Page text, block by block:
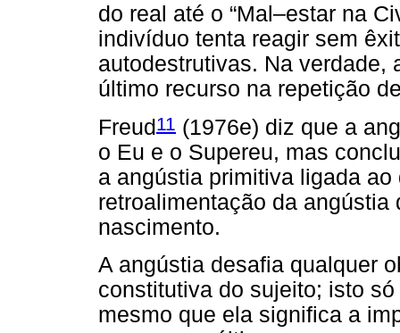
do real até o “Mal–estar na
indivíduo tenta reagir sem
autodestrutivas. Na verdade,
último recurso na repetição
Freud11 (1976e) diz que a
o Eu e o Supereu, mas
a angústia primitiva ligada
retroalimentação da
nascimento.
A angústia desafia qualquer
constitutiva do sujeito; isto
mesmo que ela significa a